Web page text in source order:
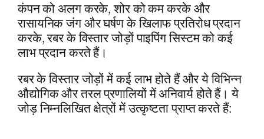
कंपन को अलग करके, शोर को कम करके और
रासायनिक जंग और घर्षण के खिलाफ प्रतिरोध प्रदान
करके, रबर के विस्तार जोड़ों पाइपिंग सिस्टम को कई
लाभ प्रदान करते हैं।
रबर के विस्तार जोड़ों में कई लाभ होते हैं और ये विभिन्न
औद्योगिक और तरल प्रणालियों में अनिवार्य होते हैं। ये
जोड़ निम्नलिखित क्षेत्रों में उत्कृष्टता प्राप्त करते हैं: